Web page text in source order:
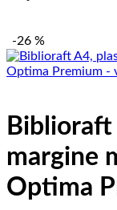
-26 %
margine
Optima